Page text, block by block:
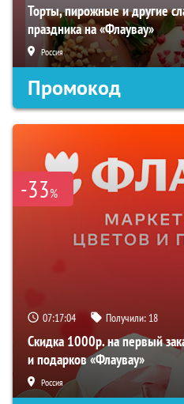
Торты, пирожные и другие
праздника на «Флаувау»
Россия
Промокод
-33%
07:17:03 Получили: 18
Скидка 1000р. на первый
и подарков «Флаувау»
Россия